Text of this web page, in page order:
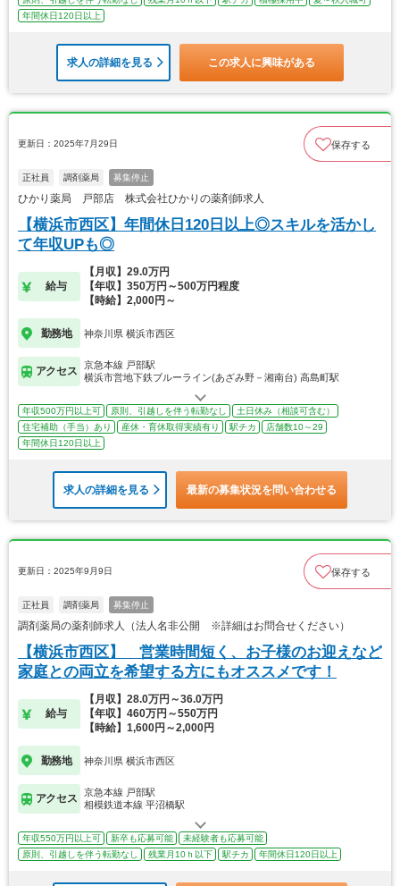
年間休日120日以上
求人の詳細を見る この求人に興味がある
更新日：2025年7月29日 保存する
正社員 調剤薬局 募集停止
ひかり薬局 戸部店 株式会社ひかりの薬剤師求人
【横浜市西区】年間休日120日以上◎スキルを活かし
て年収UPも◎
給与
【月収】29.0万円
【年収】350万円～500万円程度
【時給】2,000円～
勤務地 神奈川県 横浜市西区
アクセス
京急本線 戸部駅
横浜市営地下鉄ブルーライン(あざみ野－湘南台) 高島町駅
年収500万円以上可 原則、引越しを伴う転勤なし
土日休み（相談可含む）
住宅補助（手当）あり
産休・育休取得実績有り 駅チカ
店舗数10～29
年間休日120日以上
求人の詳細を見る 最新の募集状況を問い合わせる
更新日：2025年9月9日 保存する
正社員 調剤薬局 募集停止
調剤薬局の薬剤師求人（法人名非公開 ※詳細はお問合せください）
【横浜市西区】 営業時間短く、お子様のお迎えなど
家庭との両立を希望する方にもオススメです！
給与
【月収】28.0万円～36.0万円
【年収】460万円～550万円
【時給】1,600円～2,000円
勤務地 神奈川県 横浜市西区
アクセス
京急本線 戸部駅
相模鉄道本線 平沼橋駅
年収550万円以上可 新卒も応募可能
未経験者も応募可能
原則、引越しを伴う転勤なし
残業月10ｈ以下 駅チカ 年間休日120日以上